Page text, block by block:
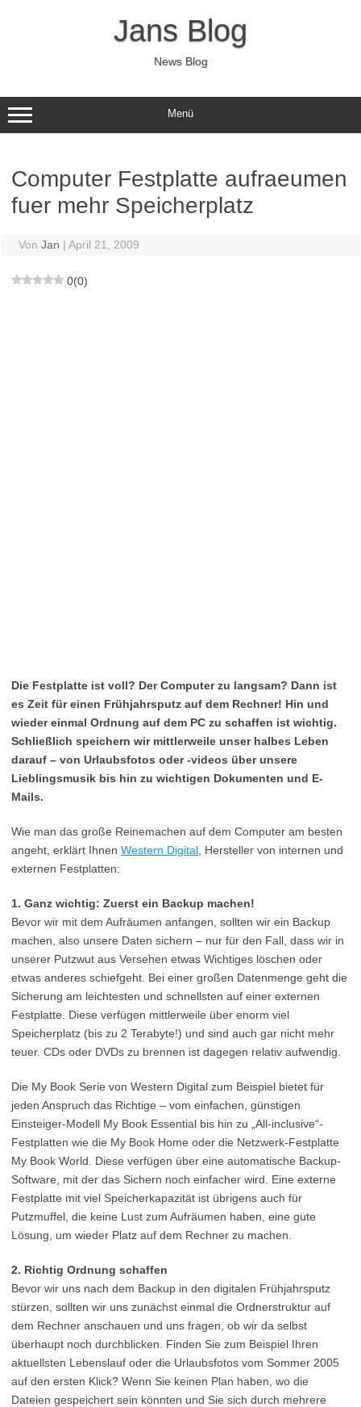
Jans Blog
News Blog
Menü
Computer Festplatte aufraeumen
fuer mehr Speicherplatz
Von Jan | April 21, 2009
0(0)
Die Festplatte ist voll? Der Computer zu langsam? Dann ist
es Zeit für einen Frühjahrsputz auf dem Rechner! Hin und
wieder einmal Ordnung auf dem PC zu schaffen ist wichtig.
Schließlich speichern wir mittlerweile unser halbes Leben
darauf – von Urlaubsfotos oder -videos über unsere
Lieblingsmusik bis hin zu wichtigen Dokumenten und E-
Mails.
Wie man das große Reinemachen auf dem Computer am besten
angeht, erklärt Ihnen Western Digital , Hersteller von internen und
externen Festplatten:
1. Ganz wichtig: Zuerst ein Backup machen!
Bevor wir mit dem Aufräumen anfangen, sollten wir ein Backup
machen, also unsere Daten sichern – nur für den Fall, dass wir in
unserer Putzwut aus Versehen etwas Wichtiges löschen oder
etwas anderes schiefgeht. Bei einer großen Datenmenge geht die
Sicherung am leichtesten und schnellsten auf einer externen
Festplatte. Diese verfügen mittlerweile über enorm viel
Speicherplatz (bis zu 2 Terabyte!) und sind auch gar nicht mehr
teuer. CDs oder DVDs zu brennen ist dagegen relativ aufwendig.
Die My Book Serie von Western Digital zum Beispiel bietet für
jeden Anspruch das Richtige – vom einfachen, günstigen
Einsteiger-Modell My Book Essential bis hin zu „All-inclusive“-
Festplatten wie die My Book Home oder die Netzwerk-Festplatte
My Book World. Diese verfügen über eine automatische Backup-
Software, mit der das Sichern noch einfacher wird. Eine externe
Festplatte mit viel Speicherkapazität ist übrigens auch für
Putzmuffel, die keine Lust zum Aufräumen haben, eine gute
Lösung, um wieder Platz auf dem Rechner zu machen.
2. Richtig Ordnung schaffen
Bevor wir uns nach dem Backup in den digitalen Frühjahrsputz
stürzen, sollten wir uns zunächst einmal die Ordnerstruktur auf
dem Rechner anschauen und uns fragen, ob wir da selbst
überhaupt noch durchblicken. Finden Sie zum Beispiel Ihren
aktuellsten Lebenslauf oder die Urlaubsfotos vom Sommer 2005
auf den ersten Klick? Wenn Sie keinen Plan haben, wo die
Dateien gespeichert sein könnten und Sie sich durch mehrere